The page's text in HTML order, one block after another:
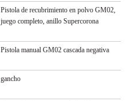
Pistola de recubrimiento en polvo GM02,
juego completo, anillo Supercorona
Pistola manual GM02 cascada negativa
gancho